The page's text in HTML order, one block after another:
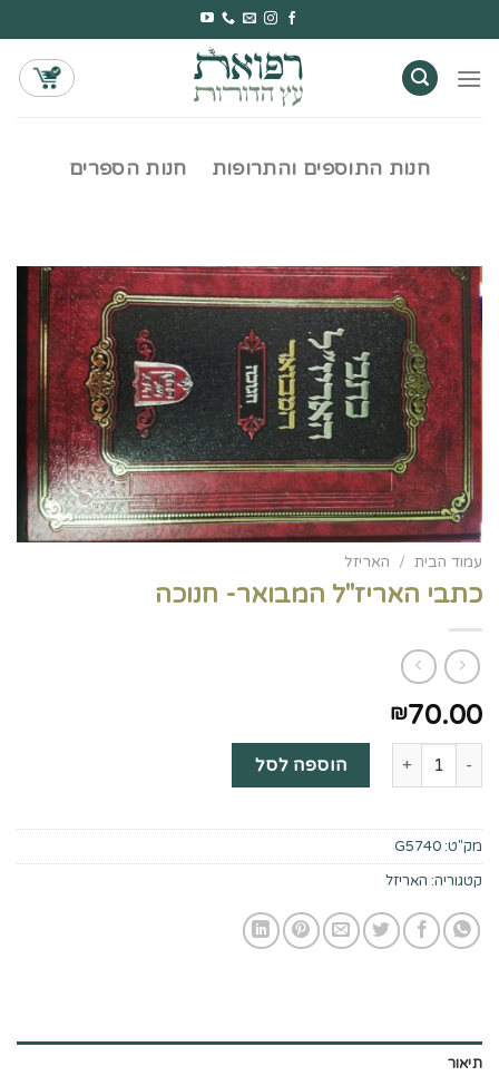
to
content
חנות התוספים והתרופות חנות הספרים
עמוד הבית / האריזל
כתבי האריז"ל המבואר- חנוכה
₪70.00
כמות של כתבי האריז"ל המבואר- חנוכה
הוספה לסל
מק"ט: G5740
קטגוריה: האריזל
תיאור